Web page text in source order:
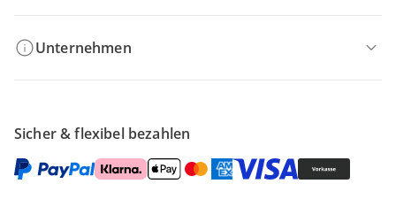
Unternehmen
Sicher & flexibel bezahlen